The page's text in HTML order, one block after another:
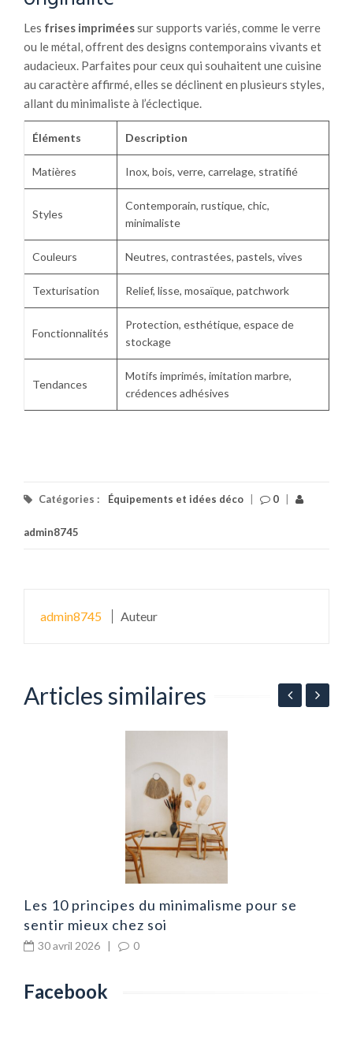
Les frises impriméessur supports variés, comme le verre
ou le métal, offrent des designs contemporains vivants et
audacieux. Parfaites pour ceux qui souhaitent une cuisine
au caractère affirmé, elles se déclinent en plusieurs styles,
allant du minimaliste à l’éclectique.
Éléments Description
Matières Inox, bois, verre, carrelage, stratifié
Styles
Contemporain, rustique, chic,
minimaliste
Couleurs Neutres, contrastées, pastels, vives
Texturisation Relief, lisse, mosaïque, patchwork
Fonctionnalités
Protection, esthétique, espace de
stockage
Tendances
Motifs imprimés, imitation marbre,
crédences adhésives
Catégories : Équipements et idées déco 0
admin8745
admin8745 Auteur
Articles similaires
Les 10 principes du minimalisme pour se
sentir mieux chez soi
30 avril 2026 | 0
Facebook